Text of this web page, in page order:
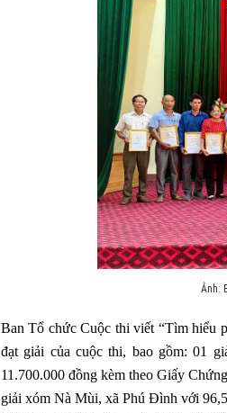
Ảnh:
Ban Tổ chức Cuộc thi viết “Tìm hiểu
đạt giải của cuộc thi, bao gồm: 01
11.700.000 đồng kèm theo Giấy
giải xóm Nà Mùi, xã Phú Đình với